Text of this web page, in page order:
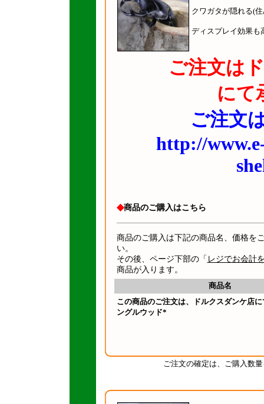
クワガタが隠れる(
ディスプレイ効果も
ご注文は
にて
ご注文
http://
◆商品のご購入はこちら
商品のご購入は下記の商品名、価格を
い。
その後、ページ下部の「 レジでお会計
商品が入ります。
商品名
この商品のご注文は、ドルクスダンケ店
ングルウッド*
ご注文の確定は、ご購入数